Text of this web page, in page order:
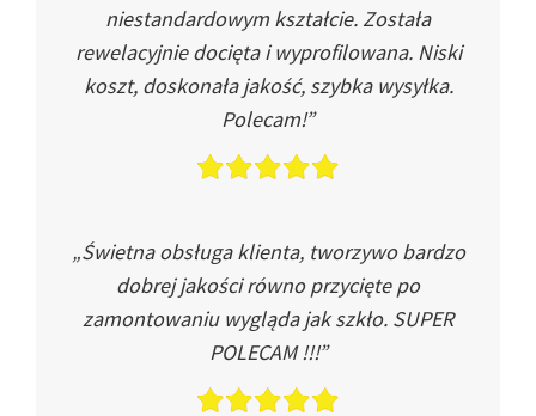
niestandardowym kształcie. Została
rewelacyjnie docięta i wyprofilowana. Niski
koszt, doskonała jakość, szybka wysyłka.
Polecam!”
„Świetna obsługa klienta, tworzywo bardzo
dobrej jakości równo przycięte po
zamontowaniu wygląda jak szkło. SUPER
POLECAM !!!”